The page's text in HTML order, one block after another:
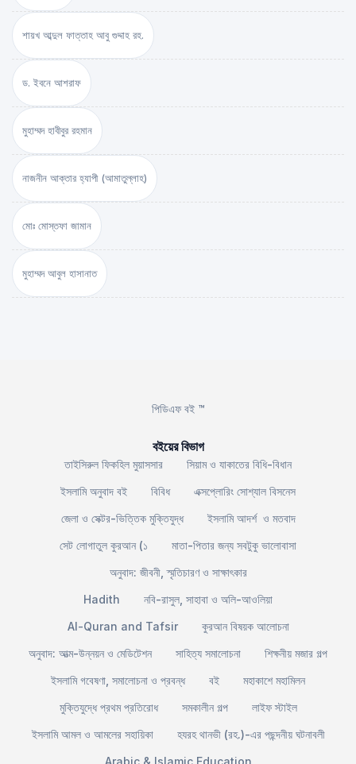
শায়খ আব্দুল ফাত্তাহ আবু গুদ্দাহ রহ.
ড. ইবনে আশরাফ
মুহাম্মদ হাবীবুর রহমান
নাজনীন আক্তার হ্যাপী (আমাতুল্লাহ)
মোঃ মোস্তফা জামান
মুহাম্মদ আবুল হাসানাত
পিডিএফ বই ™
বইয়ের বিভাগ
তাইসিরুল ফিকহিল মুয়াসসার
সিয়াম ও যাকাতের বিধি-বিধান
ইসলামি অনুবাদ বই
বিবিধ
এক্সপ্লোরিং সোশ্যাল বিসনেস
জেলা ও সেক্টর-ভিত্তিক মুক্তিযুদ্ধ
ইসলামি আদর্শ ও মতবাদ
সেট লোগাতুল কুরআন (১
মাতা-পিতার জন্য সবটুকু ভালোবাসা
অনুবাদ: জীবনী, স্মৃতিচারণ ও সাক্ষাৎকার
Hadith
নবি-রাসুল, সাহাবা ও অলি-আওলিয়া
Al-Quran and Tafsir
কুরআন বিষয়ক আলোচনা
অনুবাদ: আত্ম-উন্নয়ন ও মেডিটেশন
সাহিত্য সমালোচনা
শিক্ষনীয় মজার গল্প
ইসলামি গবেষণা, সমালোচনা ও প্রবন্ধ
বই
মহাকাশে মহামিলন
মুক্তিযুদ্ধে প্রথম প্রতিরোধ
সমকালীন গল্প
লাইফ স্টাইল
ইসলামি আমল ও আমলের সহায়িকা
হযরহ থানভী (রহ.)-এর পছন্দনীয় ঘটনাবলী